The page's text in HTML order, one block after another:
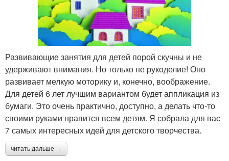
Развивающие занятия для детей порой скучны и не
удерживают внимания. Но только не рукоделие! Оно
развивает мелкую моторику и, конечно, воображение.
Для детей 6 лет лучшим вариантом будет аппликация из
бумаги. Это очень практично, доступно, а делать что-то
своими руками нравится всем детям. Я собрала для вас
7 самых интересных идей для детского творчества.
читать дальше →